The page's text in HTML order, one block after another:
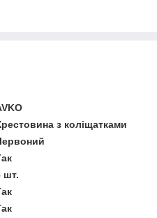
з коліщатками
шт.